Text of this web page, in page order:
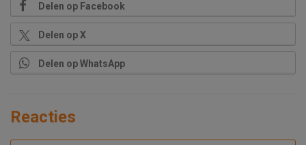
Delen op Facebook
Delen op X
Delen op WhatsApp
Reacties